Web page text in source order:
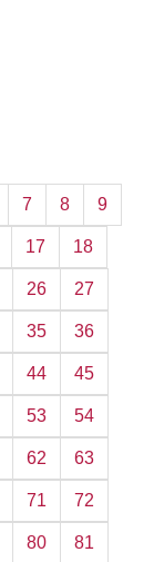
7 8 9
17 18
26 27
35 36
44 45
53 54
62 63
71 72
80 81